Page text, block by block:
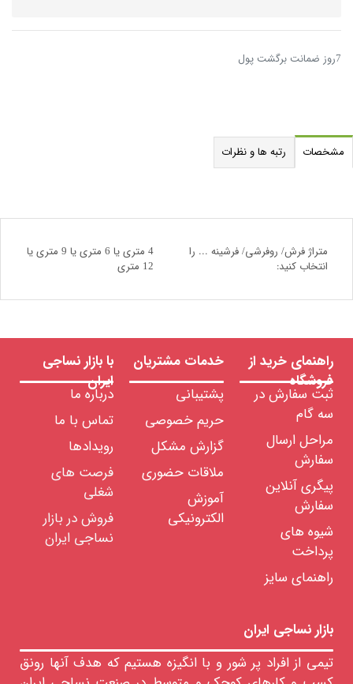
7روز ضمانت برگشت پول
مشخصات رتبه ها و نظرات
متراژ فرش/ روفرشی/ فرشینه ... را
انتخاب کنید:
4 متری یا 6 متری یا 9 متری یا
12 متری
راهنمای خرید از
فروشگاه
ثبت سفارش در
سه گام
مراحل ارسال
سفارش
پیگری آنلاین
سفارش
شیوه های
پرداخت
راهنمای سایز
خدمات مشتریان
پشتیبانی
حریم خصوصی
گزارش مشکل
ملاقات حضوری
آموزش
الکترونیکی
با بازار نساجی
ایران
درباره ما
تماس با ما
رویدادها
فرصت های
شغلی
فروش در بازار
نساجی ایران
بازار نساجی ایران
تیمی از افراد پر شور و با انگیزه هستیم که هدف آنها رونق